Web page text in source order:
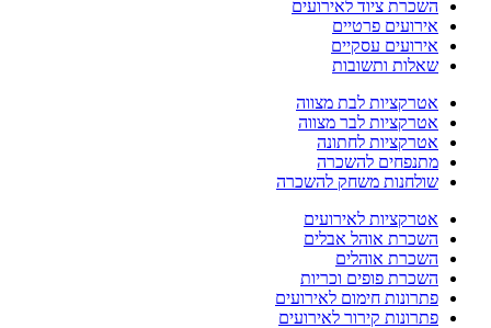
השכרת ציוד לאירועים
אירועים פרטיים
אירועים עסקיים
שאלות ותשובות
אטרקציות לבת מצווה
אטרקציות לבר מצווה
אטרקציות לחתונה
מתנפחים להשכרה
שולחנות משחק להשכרה
אטרקציות לאירועים
השכרת אוהל אבלים
השכרת אוהלים
השכרת פופים וכריות
פתרונות חימום לאירועים
פתרונות קירור לאירועים